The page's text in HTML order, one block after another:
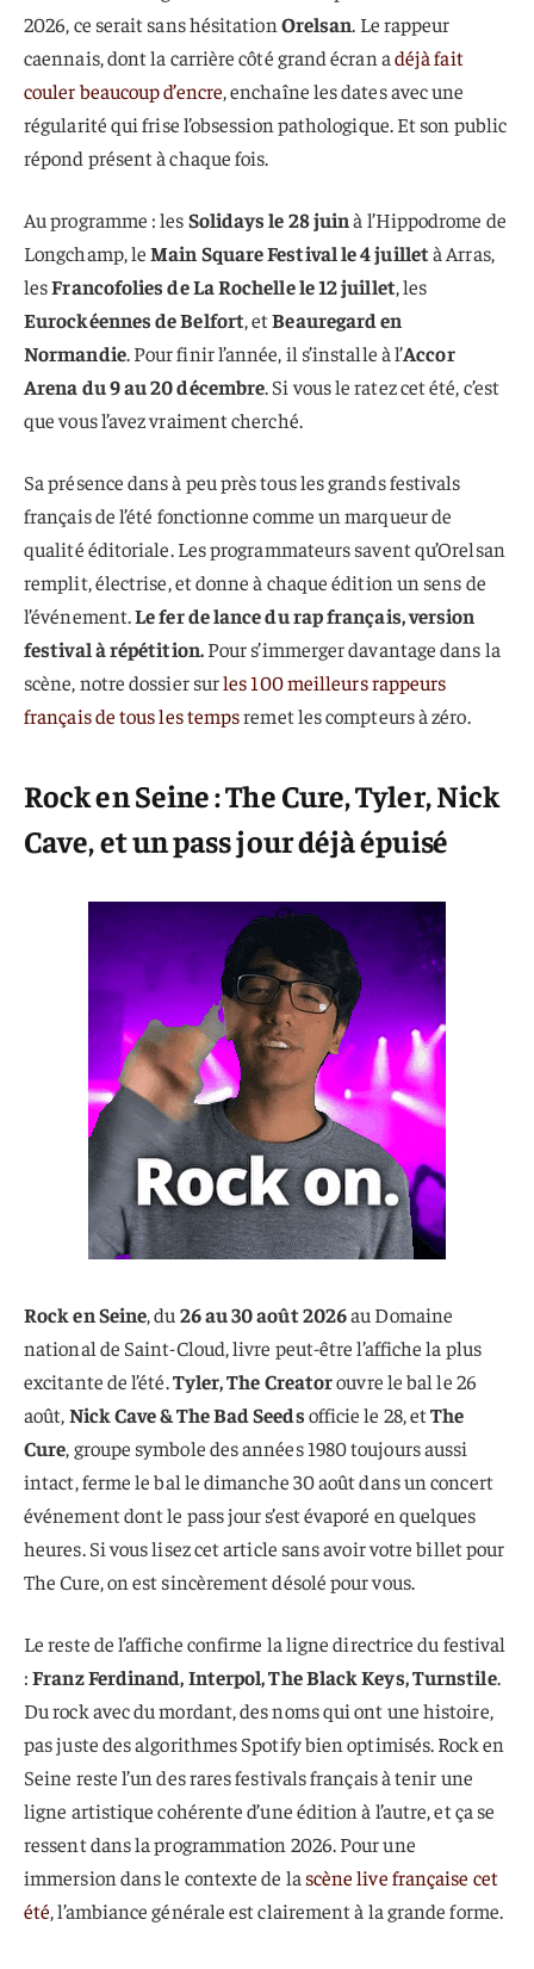
2026, ce serait sans hésitationOrelsan. Le rappeur
caennais, dont la carrière côté grand écran adéjà fait
couler beaucoup d’encre, enchaîne les dates avec une
régularité qui frise l’obsession pathologique. Et son public
répond présent à chaque fois.
Au programme : lesSolidays le 28 juinà l’Hippodrome de
Longchamp, leMain Square Festival le 4 juilletà Arras,
lesFrancofolies de La Rochelle le 12 juillet, les
Eurockéennes de Belfort, etBeauregard en
Normandie. Pour finir l’année, il s’installe à l’Accor
Arena du 9 au 20 décembre. Si vous le ratez cet été, c’est
que vous l’avez vraiment cherché.
Sa présence dans à peu près tous les grands festivals
français de l’été fonctionne comme un marqueur de
qualité éditoriale. Les programmateurs savent qu’Orelsan
remplit, électrise, et donne à chaque édition un sens de
l’événement.Le fer de lance du rap français, version
festival à répétition.Pour s’immerger davantage dans la
scène, notre dossier surles 100 meilleurs rappeurs
français de tous les tempsremet les compteurs à zéro.
Rock en Seine : The Cure, Tyler, Nick
Cave, et un pass jour déjà épuisé
Rock en Seine, du 26 au 30 août 2026au Domaine
national de Saint-Cloud, livre peut-être l’affiche la plus
excitante de l’été.Tyler, The Creatorouvre le bal le 26
août,Nick Cave & The Bad Seedsofficie le 28, etThe
Cure, groupe symbole des années 1980 toujours aussi
intact, ferme le bal le dimanche 30 août dans un concert
événement dont le pass jour s’est évaporé en quelques
heures. Si vous lisez cet article sans avoir votre billet pour
The Cure, on est sincèrement désolé pour vous.
Le reste de l’affiche confirme la ligne directrice du festival
:Franz Ferdinand, Interpol, The Black Keys, Turnstile.
Du rock avec du mordant, des noms qui ont une histoire,
pas juste des algorithmes Spotify bien optimisés. Rock en
Seine reste l’un des rares festivals français à tenir une
ligne artistique cohérente d’une édition à l’autre, et ça se
ressent dans la programmation 2026. Pour une
immersion dans le contexte de la scène live française cet
été, l’ambiance générale est clairement à la grande forme.